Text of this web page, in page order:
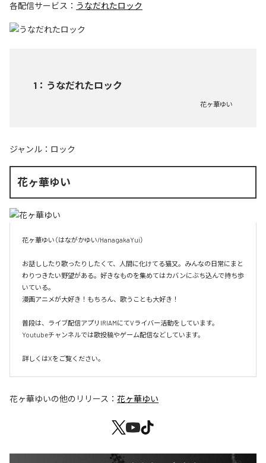
各配信サービス： うなだれたロック
1 ： うなだれたロック
花ヶ華ゆい
ジャンル： ロック
花ヶ華ゆい
花ヶ華ゆい（はながかゆい/HanagakaYui）
お話ししたり歌ったりしたくて、人間に化けてる猫又。みんなの日常にまと
わりつきたい野望がある。好きなものを集めてはカバンにぶち込んで持ち歩
いている。
漫画アニメが大好き！もちろん、歌うことも大好き！
普段は、ライブ配信アプリIRIAMにてVライバー活動をしています。
Youtubeチャンネルでは歌投稿やゲーム配信などしています。
詳しくはXをご覧ください。
花ヶ華ゆいの他のリリース： 花ヶ華ゆい